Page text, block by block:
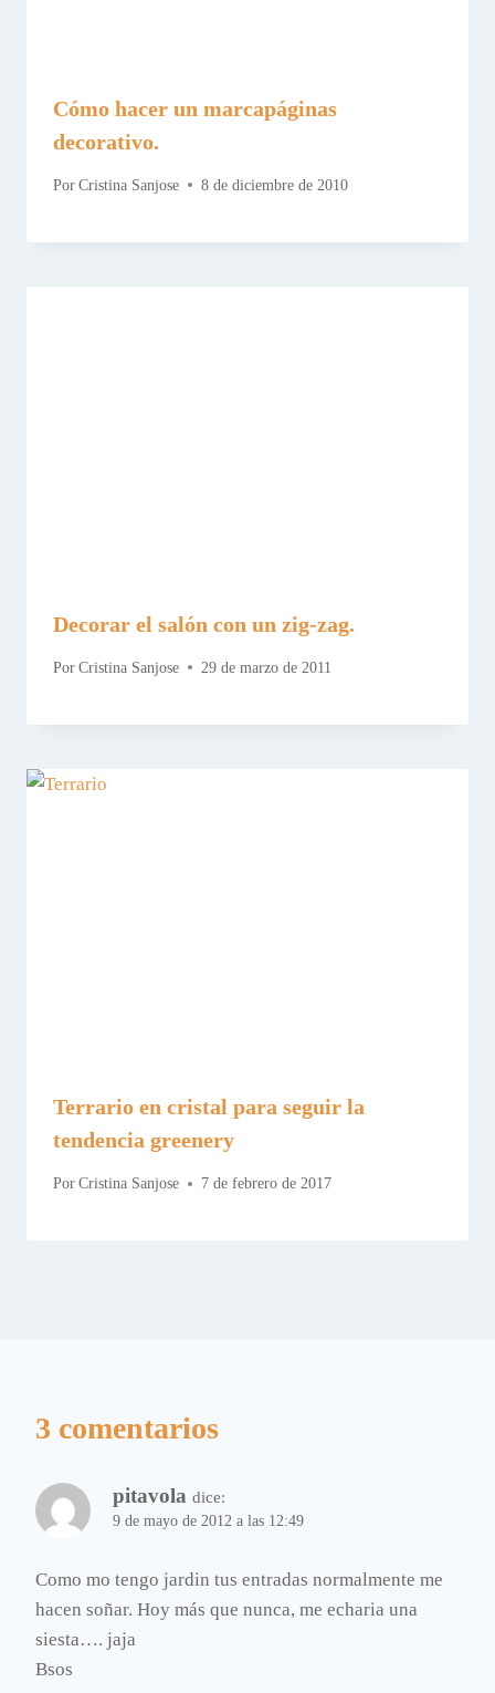
Cómo hacer un marcapáginas
decorativo.
Por Cristina Sanjose 8 de diciembre de 2010
Decorar el salón con un zig-zag.
Por Cristina Sanjose 29 de marzo de 2011
Terrario en cristal para seguir la
tendencia greenery
Por Cristina Sanjose 7 de febrero de 2017
3 comentarios
pitavola dice:
9 de mayo de 2012 a las 12:49
Como mo tengo jardin tus entradas normalmente me
hacen soñar. Hoy más que nunca, me echaria una
siesta…. jaja
Bsos